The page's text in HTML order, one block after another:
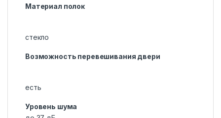
Материал полок
стекло
Возможность перевешивания двери
есть
Уровень шума